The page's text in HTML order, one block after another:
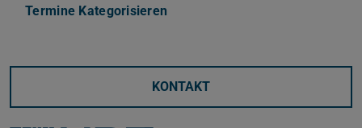
Termine Kategorisieren
KONTAKT